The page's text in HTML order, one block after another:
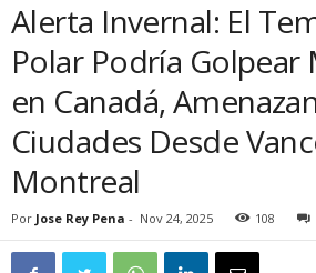
Alerta Invernal: El
Polar Podría
en Canadá,
Ciudades Desde
Montreal
Por Jose Rey Pena - Nov 24, 2025 108